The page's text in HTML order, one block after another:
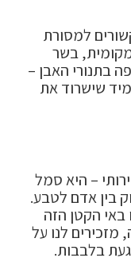
למסורת
בשר
בתנורי האבן –
שישרוד את
– היא סמל
בין אדם לטבע.
באי הקטן הזה
לנו על
בלבבות.